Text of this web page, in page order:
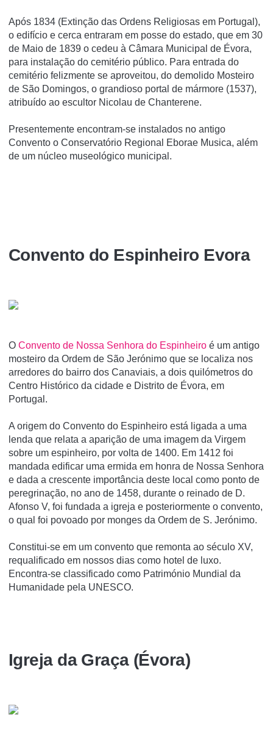
Após 1834 (Extinção das Ordens Religiosas em Portugal),
o edifí­cio e cerca entraram em posse do estado, que em 30
de Maio de 1839 o cedeu à Câmara Municipal de Évora,
para instalação do cemitério público. Para entrada do
cemitério felizmente se aproveitou, do demolido Mosteiro
de São Domingos, o grandioso portal de mármore (1537),
atribuí­do ao escultor Nicolau de Chanterene.
Presentemente encontram-se instalados no antigo
Convento o Conservatório Regional Eborae Musica, além
de um núcleo museológico municipal.
Convento do Espinheiro Evora
O Convento de Nossa Senhora do Espinheiro é um antigo
mosteiro da Ordem de São Jerónimo que se localiza nos
arredores do bairro dos Canaviais, a dois quilómetros do
Centro Histórico da cidade e Distrito de Évora, em
Portugal.
A origem do Convento do Espinheiro está ligada a uma
lenda que relata a aparição de uma imagem da Virgem
sobre um espinheiro, por volta de 1400. Em 1412 foi
mandada edificar uma ermida em honra de Nossa Senhora
e dada a crescente importância deste local como ponto de
peregrinação, no ano de 1458, durante o reinado de D.
Afonso V, foi fundada a igreja e posteriormente o convento,
o qual foi povoado por monges da Ordem de S. Jerónimo.
Constitui-se em um convento que remonta ao século XV,
requalificado em nossos dias como hotel de luxo.
Encontra-se classificado como Património Mundial da
Humanidade pela UNESCO.
Igreja da Graça (Évora)